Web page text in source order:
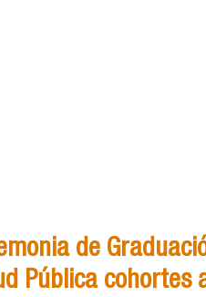
de
Pública cohortes